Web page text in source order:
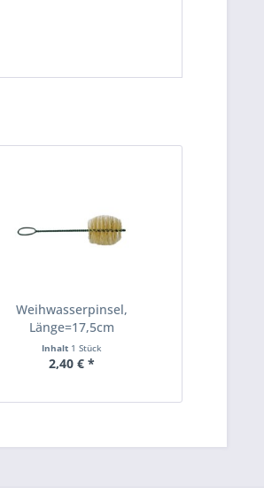
Weihwasserpinsel,
Länge=17,5cm
Inhalt 1 Stück
2,40 € *